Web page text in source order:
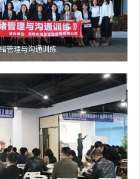
管理与沟通训练